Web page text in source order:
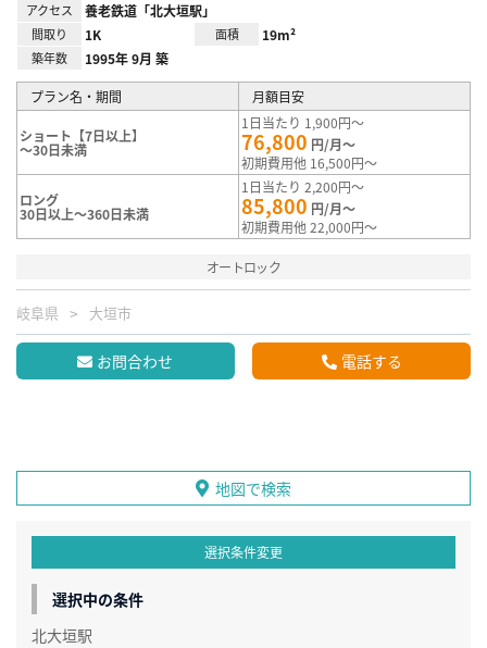
アクセス 養老鉄道「北大垣駅」
間取り 1K 面積 19m²
築年数 1995年 9月 築
プラン名・期間 月額目安
ショート【7日以上】
～30日未満
1日当たり 1,900円～
76,800 円/月～
初期費用他 16,500円～
ロング
30日以上～360日未満
1日当たり 2,200円～
85,800 円/月～
初期費用他 22,000円～
オートロック
岐阜県 大垣市
お問合わせ 電話する
地図で検索
選択条件変更
選択中の条件
北大垣駅